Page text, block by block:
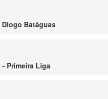
Diogo Batáguas
Primeira Liga